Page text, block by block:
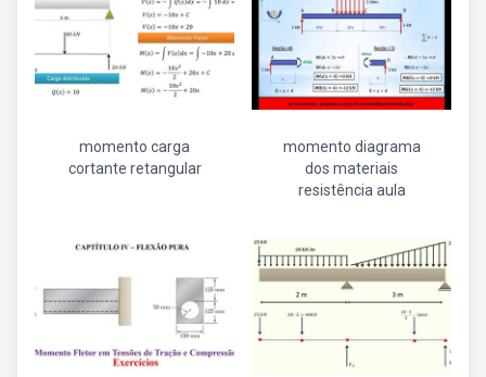
momento carga
cortante retangular
momento diagrama
dos materiais
resistência aula